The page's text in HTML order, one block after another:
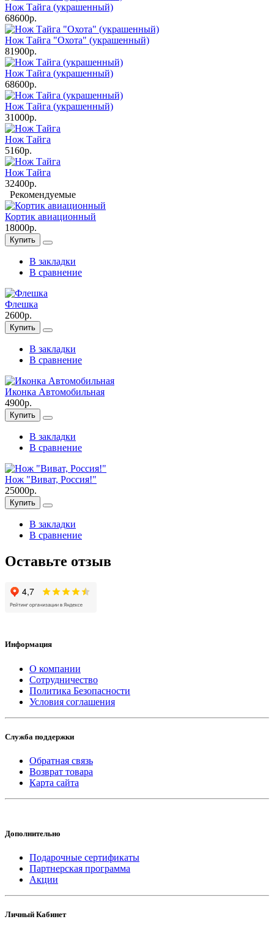
Нож Тайга (украшенный)
68600р.
Нож Тайга "Охота" (украшенный)
81900р.
Нож Тайга (украшенный)
68600р.
Нож Тайга (украшенный)
31000р.
Нож Тайга
5160р.
Нож Тайга
32400р.
Рекомендуемые
Кортик авиационный
18000р.
Купить
В закладки
В сравнение
Флешка
2600р.
Купить
В закладки
В сравнение
Иконка Автомобильная
4900р.
Купить
В закладки
В сравнение
Нож "Виват, Россия!"
25000р.
Купить
В закладки
В сравнение
Оставьте отзыв
Информация
О компании
Сотрудничество
Политика Безопасности
Условия соглашения
Служба поддержки
Обратная связь
Возврат товара
Карта сайта
Дополнительно
Подарочные сертификаты
Партнерская программа
Акции
Личный Кабинет